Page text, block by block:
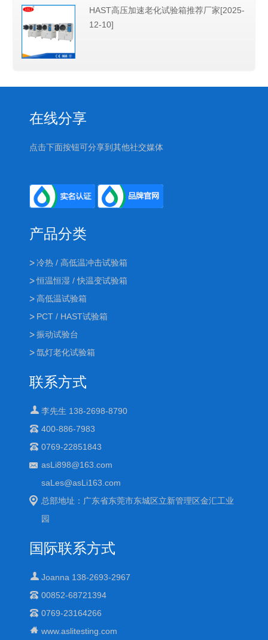
HAST高压加速老化试验箱推荐厂家[2025-
12-10]
在线分享
点击下面按钮可分享到其他社交媒体
产品分类
冷热 / 高低温冲击试验箱
恒温恒湿 / 快温变试验箱
高低温试验箱
PCT / HAST试验箱
振动试验台
氙灯老化试验箱
联系方式
李先生 138-2698-8790
400-886-7983
0769-22851843
asLi898@163.com
saLes@asLi163.com
总部地址：广东省东莞市东城区立新管理区金汇工业
园
国际联系方式
Joanna 138-2693-2967
00852-68721394
0769-23164266
www.aslitesting.com